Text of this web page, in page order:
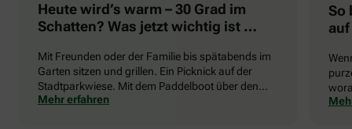
Heute wird’s warm – 30 Grad im
Schatten? Was jetzt wichtig ist …
Mit Freunden oder der Familie bis spätabends im
Garten sitzen und grillen. Ein Picknick auf der
Stadtparkwiese. Mit dem Paddelboot über den
See gleiten oder eine Radtour durch die blühende
Mehr erfahren
So
die